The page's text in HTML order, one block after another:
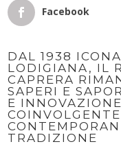
Facebook
DAL 1938
LODIGIANA, IL
CAPRERA
SAPERI E
E
TRADIZIONE